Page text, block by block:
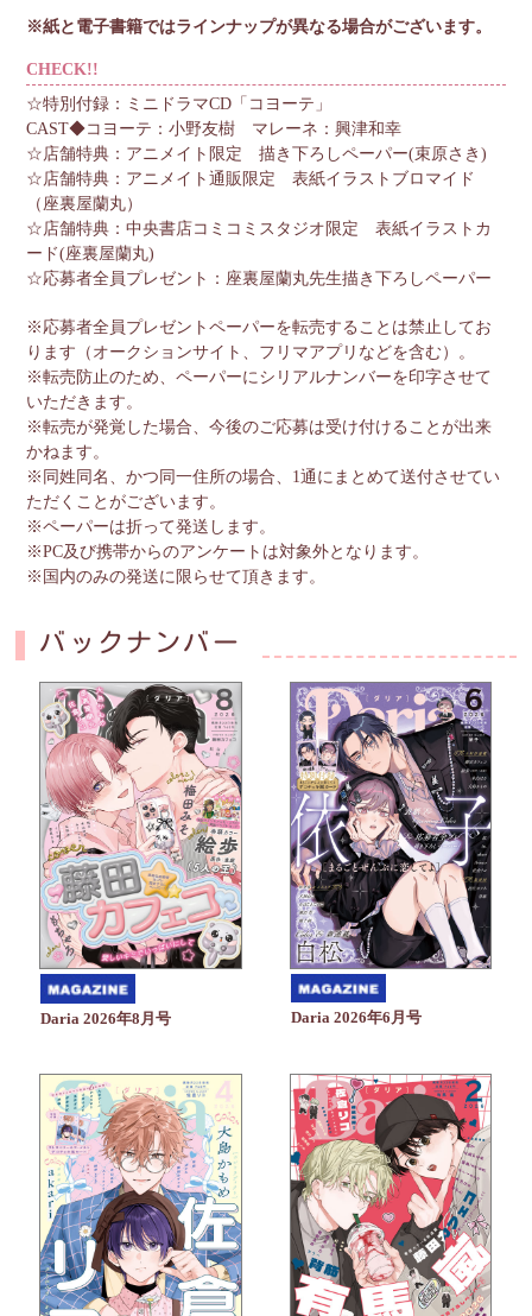
※紙と電子書籍ではラインナップが異なる場合がございます。
CHECK!!
☆特別付録：ミニドラマCD「コヨーテ」
CAST◆コヨーテ：小野友樹 マレーネ：興津和幸
☆店舗特典：アニメイト限定 描き下ろしペーパー(束原さき)
☆店舗特典：アニメイト通販限定 表紙イラストブロマイド
（座裏屋蘭丸）
☆店舗特典：中央書店コミコミスタジオ限定 表紙イラストカ
ード(座裏屋蘭丸)
☆応募者全員プレゼント：座裏屋蘭丸先生描き下ろしペーパー
※応募者全員プレゼントペーパーを転売することは禁止してお
ります（オークションサイト、フリマアプリなどを含む）。
※転売防止のため、ペーパーにシリアルナンバーを印字させて
いただきます。
※転売が発覚した場合、今後のご応募は受け付けることが出来
かねます。
※同姓同名、かつ同一住所の場合、1通にまとめて送付させてい
ただくことがございます。
※ペーパーは折って発送します。
※PC及び携帯からのアンケートは対象外となります。
※国内のみの発送に限らせて頂きます。
バックナンバー
Daria 2026年8月号 Daria 2026年6月号